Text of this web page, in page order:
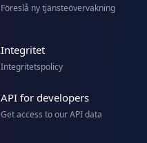
Föreslå ny tjänsteövervakning
Integritet
Integritetspolicy
API for developers
Get access to our API data